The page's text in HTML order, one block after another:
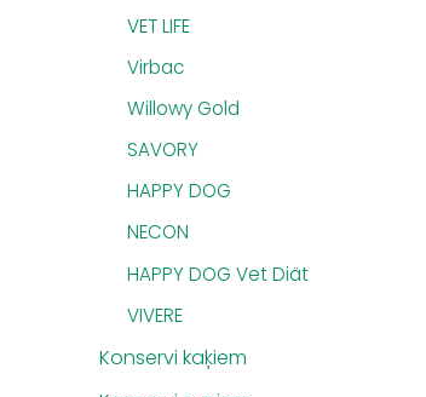
VET LIFE
Virbac
Willowy Gold
SAVORY
HAPPY DOG
NECON
HAPPY DOG Vet Diät
VIVERE
Konservi kaķiem